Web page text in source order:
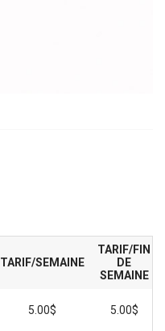
TARIF/SEMAINE
TARIF/FIN
DE
SEMAINE
5.00$ 5.00$